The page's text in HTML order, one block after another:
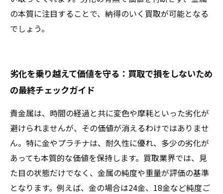
の本質に注目することで、納得のいく買取が可能となる
でしょう。
劣化を乗り越えて価値を守る：買取で損をしないため
の最終チェックガイド
貴金属は、時間の経過と共に変色や摩耗といった劣化が
避けられませんが、その価値が消えるわけではありませ
ん。特に金やプラチナは、耐久性に優れ、多少の劣化が
あっても本質的な価値を保持します。買取業界では、見
た目の状態だけでなく、金属の純度や重量が評価の基準
となります。例えば、金の場合は24金、18金など純度ご